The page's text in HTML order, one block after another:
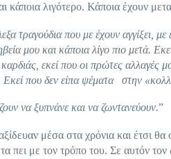
κάποια λιγότερο. Κάποια έχουν
τραγούδια που με έχουν αγγίξει,
μου και κάποια λίγο πιο μετά.
εκεί που οι πρώτες αλλαγές
που δεν είπα ψέματα στην
να ξυπνάνε και να ζωντανεύουν.”
μέσα στα χρόνια και έτσι
πει με τον τρόπο του. Σε αυτόν